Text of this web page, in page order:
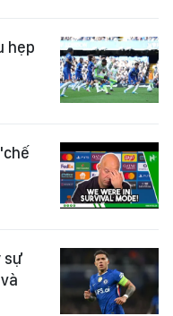
hẹp
sự